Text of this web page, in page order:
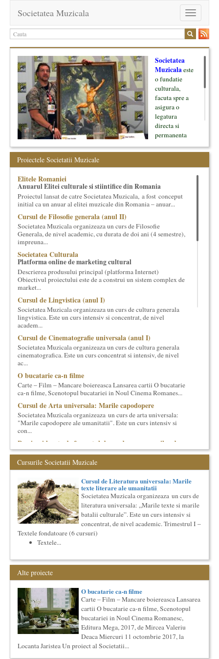
Toggle
navigation
Societatea Muzicala
Societatea
Muzicalaeste
o fundatie
culturala,
facuta spre a
asigura o
legatura
directa si
permanenta
oamenii ei, pe
inceput cu muzica clasica - si de aici numele -, insa acum
dezvoltam proiecte si in alte domenii ale culturii.
Facem management cultural, dezvoltam si administram proiecte
proprii sau preluate, modele si sisteme de finantare, marketing
cultural si consultanta. Organizam concursuri, concerte si
evenimente culturale, private sau publice, tinem cursuri de
cultura generala muzicala, teatrala, filosofica si de alte feluri.
Cuvinte in plus despre proiect, despre cei care il administreaza si
cei care il finantateaza sunt in rubricile de mai jos.
Proiectele Societatii Muzicale
Elitele Romaniei
Anuarul Elitei culturale si stiintifice din Romania
Proiectul lansat de catre Societatea Muzicala, a fost conceput
initial ca un anuar al elitei muzicale din Romania – anuar...
Cursul de Filosofie generala (anul II)
Societatea Muzicala organizeaza un curs de Filosofie
Generala, de nivel academic, cu durata de doi ani (4 semestre),
impreuna...
Societatea Culturala
Platforma online de marketing cultural
Descrierea produsului principal (platforma Internet)
Obiectivul proiectului este de a construi un sistem complex de
market...
Cursul de Lingvistica (anul I)
Societatea Muzicala organizeaza un curs de cultura generala
lingvistica. Este un curs intensiv si concentrat, de nivel
academ...
Cursul de Cinematografie universala (anul I)
Societatea Muzicala organizeaza un curs de cultura generala
cinematografica. Este un curs concentrat si intensiv, de nivel
ac...
O bucatarie ca-n filme
Carte – Film – Mancare boiereasca Lansarea cartii O bucatarie
ca-n filme, Scenotopul bucatariei in Noul Cinema Romanes...
Cursul de Arta universala: Marile capodopere
Societatea Muzicala organizeaza un curs de arta universala:
"Marile capodopere ale umanitatii". Este un curs intensiv si
con...
Precizari legate de formatul de predare a cursurilor de
Cultura universala
Am primit multe intrebari legate de felul in care se desfasoara
aceste cursuri de Cultura Universala - multi si le imagineaza...
Cursul de Teatru universal
Societatea Muzicala organizeaza un curs de cultura generala
teatrala, de nivel academic, in parteneriat cu Universitatea
Nati...
Ziua Internationala a Subtitrarii
Editia I
Ziua Internationala a Subtitrarii - Editia I Universitatea din
Bucuresti, Sala James Joyce [sala MTTLC] Str. Pitar Mos nr. ...
Societatea Muzicala organizeaza un curs de Filosofie a vietii
cotidiene, de nivel academic, cu durata de un an (2
semestre),...
Cursul de Muzica universala (anul II)
Societatea Muzicala organizeaza un curs de cultura generala
muzicala, cu durata de doi ani, in parteneriat cu Universitatea
N...
Imaginary Beyond Reality
Expozitie de arta fotografica
Expozitie de arta fotografica
Cursurile Societatii Muzicale
Cursul de Literatura universala: Marile
texte literare ale umanitatii
Societatea Muzicala organizeaza un curs de
literatura universala: „Marile texte si marile
batalii culturale”. Este un curs intensiv si
concentrat, de nivel academic. Trimestrul I –
Textele fondatoare (6 cursuri)
Textele...
Alte proiecte
O bucatarie ca-n filme
Carte – Film – Mancare boiereasca Lansarea
cartii O bucatarie ca-n filme, Scenotopul
bucatariei in Noul Cinema Romanesc,
Editura Mega, 2017, de Mircea Valeriu
Deaca Miercuri 11 octombrie 2017, la
Locanta Jaristea Un proiect al Societatii...